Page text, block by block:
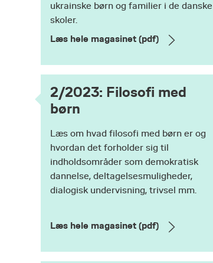
ukrainske børn og familier i de danske
skoler.
Læs hele magasinet (pdf)
2/2023: Filosofi med
børn
Læs om hvad filosofi med børn er og
hvordan det forholder sig til
indholdsområder som demokratisk
dannelse, deltagelsesmuligheder,
dialogisk undervisning, trivsel mm.
Læs hele magasinet (pdf)